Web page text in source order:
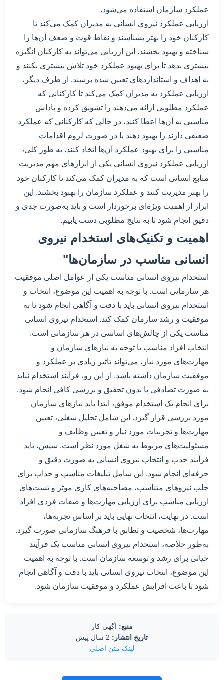
عملکرد سازمان استفاده می‌شود.
ارزیابی عملکرد نیروی انسانی به مدیران کمک می‌کند تا
کارکنان خود را بهتر بشناسند و نقاط قوت و ضعف آن‌ها را
شناخته و بهبود بخشند. این ارزیابی می‌تواند به کارکنان انگیزه
بیشتری بدهد تا برای بهبود عملکرد خود تلاش بیشتری بکنند و
به اهداف و استانداردهای تعیین شده برسند. از طرف دیگر،
ارزیابی عملکرد به مدیران کمک می‌کند تا کارکنانی که
عملکرد مطلوبی ارائه می‌دهند را تشویق کرده و پاداش
مناسبی به آن‌ها اعطا کنند، در حالی که کارکنانی که عملکرد
ضعیفی دارند را بهبود دهند یا در صورت لزوم اقدامات
مناسبی را برای بهبود عملکرد آن‌ها اتخاذ کنند. به طور کلی،
ارزیابی عملکرد نیروی انسانی یکی از ابزارهای مهم مدیریت
منابع انسانی است که به مدیران کمک می‌کند تا کارکنان خود
را بهتر مدیریت کنند و عملکرد سازمان را بهبود بخشند. این
ابزار از اهمیت ویژه‌ای برخوردار است و باید به‌صورت جدی و
دقیق انجام شود تا به نتایج مطلوبی دست یابیم.
اهمیت و تکنیک‌های استخدام نیروی
انسانی مناسب در سازمان‌ها"
استخدام نیروی انسانی مناسب یکی از عوامل اصلی موفقیت
هر سازمانی است. با توجه به اهمیت این موضوع، انتخاب و
استخدام نیروی انسانی باید با دقت و آگاهی انجام شود تا به
موفقیت و رشد سازمان کمک کند. استخدام نیروی انسانی
مناسب یکی از چالش‌های اساسی در هر سازمانی است.
انتخاب افراد مناسب با توجه به نیازهای سازمان و
مهارت‌های مورد نیاز، می‌تواند تاثیر زیادی بر عملکرد و
موفقیت سازمان داشته باشد. از این رو، فرآیند استخدام نباید
به صورت تصادفی یا بدون تحقیق و بررسی کافی انجام شود.
برای انجام یک استخدام موفق، ابتدا باید نیازهای سازمان
مورد بررسی قرار گیرد. این شامل تحلیل شغلی، تعیین
مهارت‌ها و تجربیات مورد نیاز و تعیین وظایف و
مسئولیت‌های مربوط به شغل مورد نظر است. سپس، باید
فرآیند جذب و انتخاب نیروی انسانی به صورت دقیق و
حرفه‌ای انجام شود. این شامل تبلیغات مناسب و جذاب برای
جلب نیروهای متناسب، مصاحبه‌های کاری موثر و تست‌های
ارزیابی مناسب برای ارزیابی مهارت‌ها و صفات فردی افراد
است. در نهایت، انتخاب نهایی باید بر اساس تجربه‌ها،
مهارت‌ها، شخصیت و تطابق با فرهنگ سازمانی صورت گیرد.
به‌طور خلاصه، استخدام نیروی انسانی مناسب یک فرآیند
حیاتی برای رشد و توسعه سازمان است. با توجه به اهمیت
این موضوع، انتخاب نیروی انسانی باید با دقت و آگاهی انجام
شود تا باعث افزایش عملکرد و موفقیت سازمان شود.
منبع: اگهی کار
تاریخ انتشار:
لینک متن اصلی